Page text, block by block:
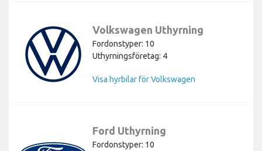
Volkswagen Uthyrning
Fordonstyper: 10
Uthyrningsföretag: 4
Visa hyrbilar för Volkswagen
Ford Uthyrning
Fordonstyper: 10